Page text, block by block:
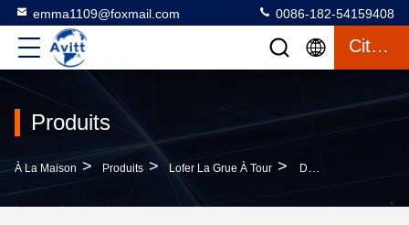
emma1109@foxmail.com 0086-182-54159408
Citation
Produits
À La Maison > Produits > Lofer La Grue À Tour > D4522 Grue De Tour De Levage De Jib 45m Longueur De Jib 2,2 T Charge De Pointe Aux Émirats Arabes Unis